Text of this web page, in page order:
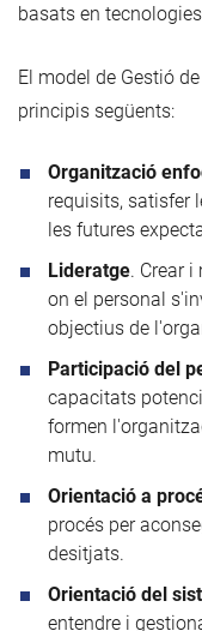
basats en
El model de Gestió
principis següents:
Organització
requisits, satisfer
les futures
Lideratge. Crear
on el personal
objectius de
Participació del
capacitats
formen
mutu.
Orientació a
procés per
desitjats.
Orientació del
entendre i